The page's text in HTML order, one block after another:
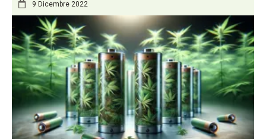
9 Dicembre 2022